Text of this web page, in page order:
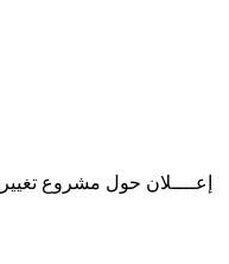
إعــــلان حول مشروع